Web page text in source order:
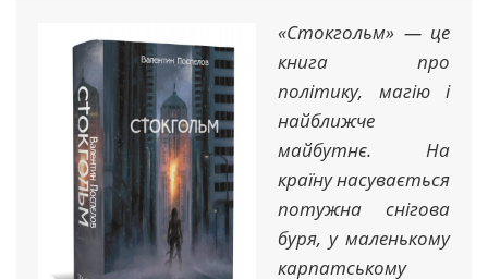
«Стокгольм» — це
книга про
політику, магію і
найближче
майбутнє. На
країну насувається
потужна снігова
буря, у маленькому
карпатському